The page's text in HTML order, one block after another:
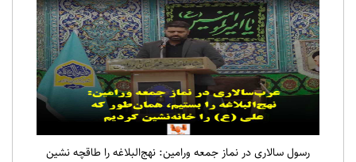
رسول سالاری در نماز جمعه ورامین: نهج‌البلاغه را طاقچه نشین